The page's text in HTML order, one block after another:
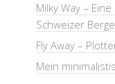
Milky Way –
Schweizer
Fly Away –
Mein